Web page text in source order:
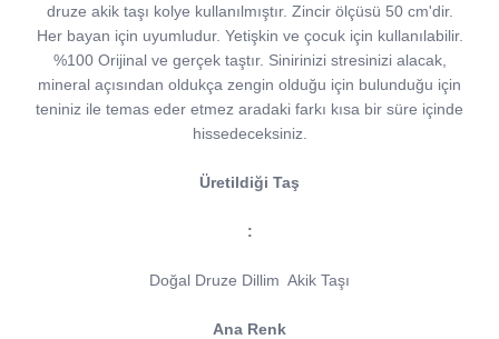
druze akik taşı kolye kullanılmıştır. Zincir ölçüsü 50 cm'dir.
Her bayan için uyumludur. Yetişkin ve çocuk için kullanılabilir.
%100 Orijinal ve gerçek taştır. Sinirinizi stresinizi alacak,
mineral açısından oldukça zengin olduğu için bulunduğu için
teniniz ile temas eder etmez aradaki farkı kısa bir süre içinde
hissedeceksiniz.
Üretildiği Taş
:
Doğal Druze Dillim Akik Taşı
Ana Renk